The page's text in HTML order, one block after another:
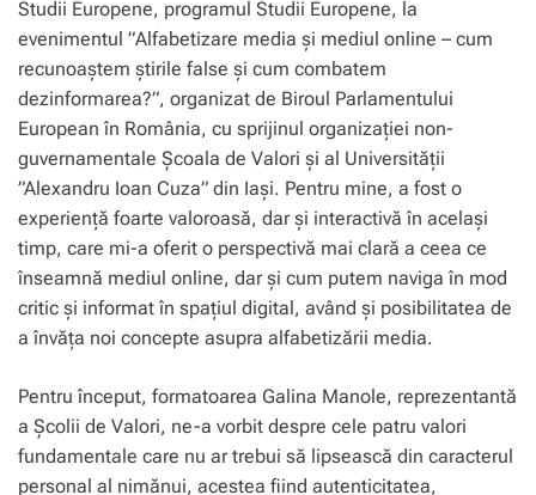
Studii Europene, programul Studii Europene, la
evenimentul ”Alfabetizare media și mediul online – cum
recunoaștem știrile false și cum combatem
dezinformarea?”, organizat de Biroul Parlamentului
European în România, cu sprijinul organizației non-
guvernamentale Școala de Valori și al Universității
”Alexandru Ioan Cuza” din Iași. Pentru mine, a fost o
experiență foarte valoroasă, dar și interactivă în același
timp, care mi-a oferit o perspectivă mai clară a ceea ce
înseamnă mediul online, dar și cum putem naviga în mod
critic și informat în spațiul digital, având și posibilitatea de
a învăța noi concepte asupra alfabetizării media.
Pentru început, formatoarea Galina Manole, reprezentantă
a Școlii de Valori, ne-a vorbit despre cele patru valori
fundamentale care nu ar trebui să lipsească din caracterul
personal al nimănui, acestea fiind autenticitatea,